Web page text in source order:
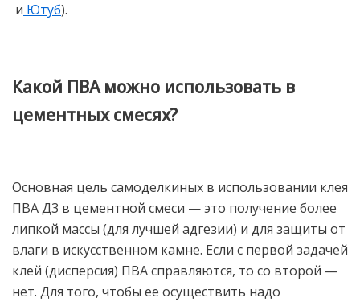
и Ютуб).
Какой ПВА можно использовать в
цементных смесях?
Основная цель самоделкиных в использовании клея
ПВА Д3 в цементной смеси — это получение более
липкой массы (для лучшей адгезии) и для защиты от
влаги в искусственном камне. Если с первой задачей
клей (дисперсия) ПВА справляются, то со второй —
нет. Для того, чтобы ее осуществить надо